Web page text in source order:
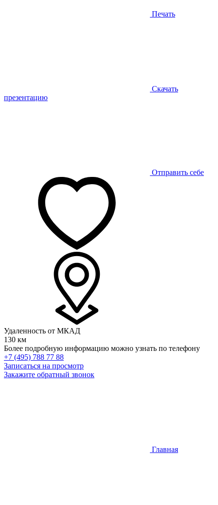
Печать
Скачать
презентацию
Отправить себе
Удаленность от МКАД
130 км
Более подробную информацию можно узнать по телефону
+7 (495) 788 77 88
Записаться на просмотр
Закажите обратный звонок
Главная